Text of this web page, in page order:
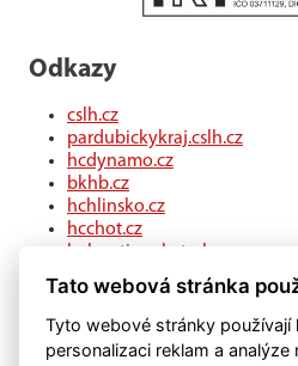
Odkazy
cslh.cz
pardubickykraj.cslh.cz
hcdynamo.cz
bkhb.cz
hchlinsko.cz
hcchot.cz
kohouti-ceskatrebova.cz
hcledec.cz
hclitomysl.cz
hcskutec.cz
hcslovan.com
Tato webová stránka
Tyto webové stránky
personalizaci reklam a